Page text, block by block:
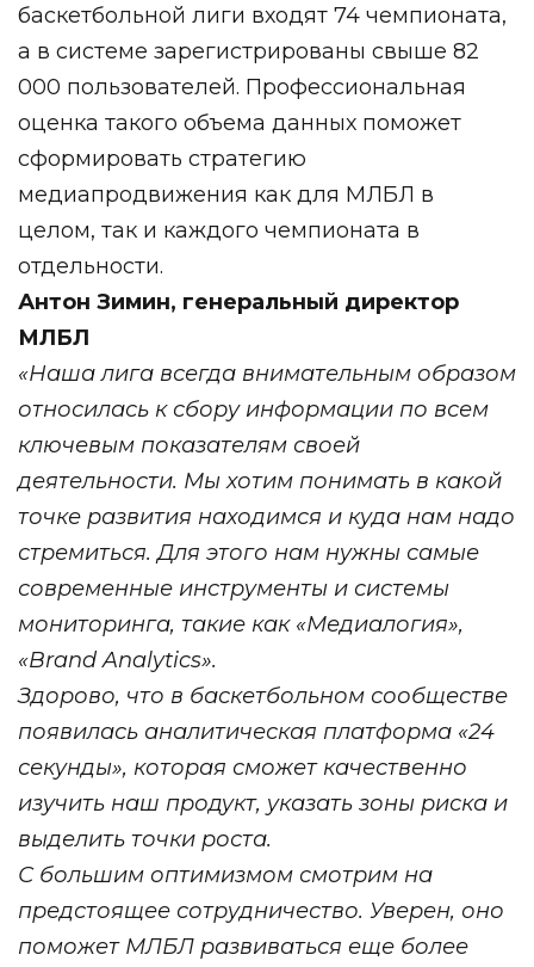
баскетбольной лиги входят 74 чемпионата,
а в системе зарегистрированы свыше 82
000 пользователей. Профессиональная
оценка такого объема данных поможет
сформировать стратегию
медиапродвижения как для МЛБЛ в
целом, так и каждого чемпионата в
отдельности.
Антон Зимин, генеральный директор
МЛБЛ
«Наша лига всегда внимательным образом
относилась к сбору информации по всем
ключевым показателям своей
деятельности. Мы хотим понимать в какой
точке развития находимся и куда нам надо
стремиться. Для этого нам нужны самые
современные инструменты и системы
мониторинга, такие как «Медиалогия»,
«Brand Analytics».
Здорово, что в баскетбольном сообществе
появилась аналитическая платформа «24
секунды», которая сможет качественно
изучить наш продукт, указать зоны риска и
выделить точки роста.
С большим оптимизмом смотрим на
предстоящее сотрудничество. Уверен, оно
поможет МЛБЛ развиваться еще более